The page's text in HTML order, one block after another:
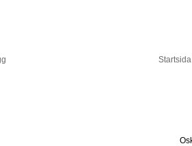
Startsida